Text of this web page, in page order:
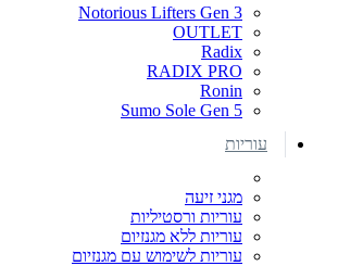
Notorious Lifters Gen 3
OUTLET
Radix
RADIX PRO
Ronin
Sumo Sole Gen 5
עוריות
מגני זיעה
עוריות ורסטיליות
עוריות ללא מגנזיום
עוריות לשימוש עם מגנזיום